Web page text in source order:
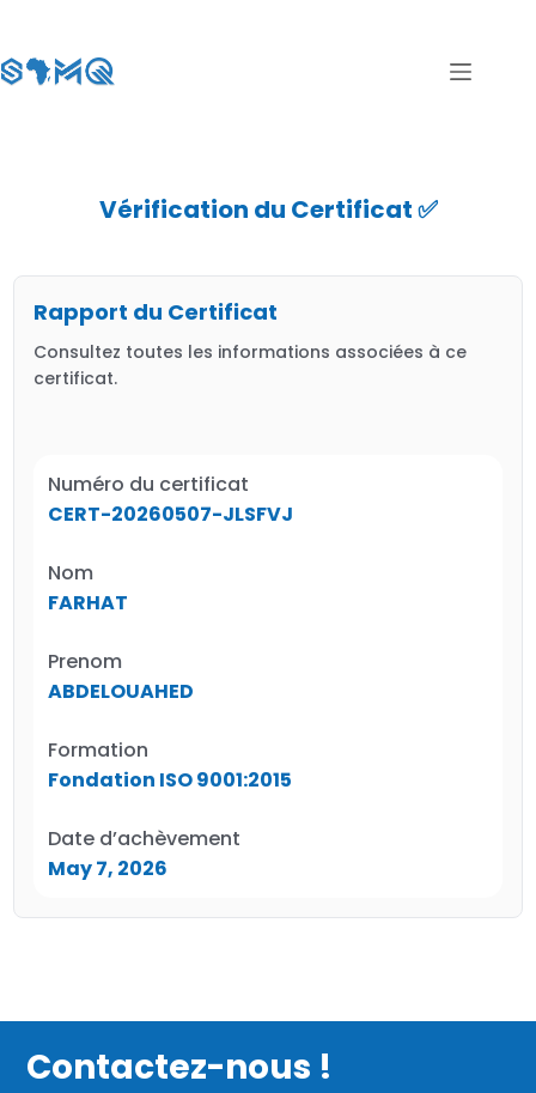
Vérification du Certificat ✅
Rapport du Certificat
Consultez toutes les informations associées à ce
certificat.
Numéro du certificat
CERT-20260507-JLSFVJ
Nom
FARHAT
Prenom
ABDELOUAHED
Formation
Fondation ISO 9001:2015
Date d’achèvement
May 7, 2026
Contactez-nous !